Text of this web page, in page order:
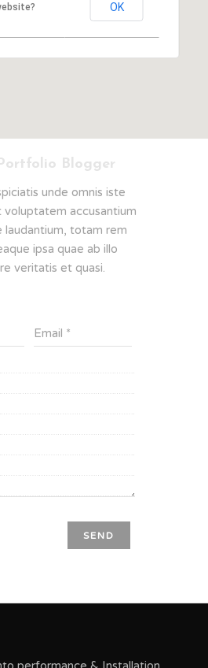
OK
Blogger
unde omnis iste
voluptatem accusantium
laudantium, totam rem
quae ab illo
veritatis et quasi.